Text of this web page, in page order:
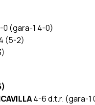
0 (gara-1 4-0)
(5-2)
4-6 d.t.r. (gara-1